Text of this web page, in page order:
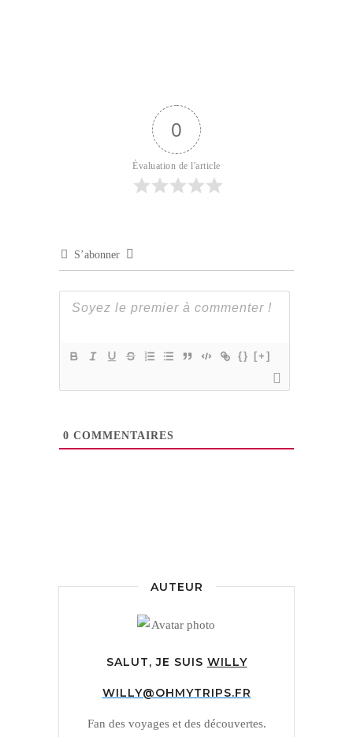
0
Évaluation de l'article
S’abonner
{} [+]
0 COMMENTAIRES
AUTEUR
SALUT, JE SUIS WILLY
WILLY@OHMYTRIPS.FR
Fan des voyages et des découvertes.